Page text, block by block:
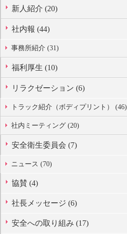
新人紹介 (20)
社内報 (44)
事務所紹介 (31)
福利厚生 (10)
リラクゼーション (6)
トラック紹介（ボディプリント） (46)
社内ミーティング (20)
安全衛生委員会 (7)
ニュース (70)
協賛 (4)
社長メッセージ (6)
安全への取り組み (17)